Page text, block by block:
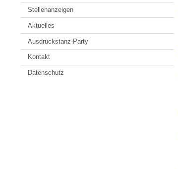
Stellenanzeigen
Aktuelles
Ausdruckstanz-Party
Kontakt
Datenschutz